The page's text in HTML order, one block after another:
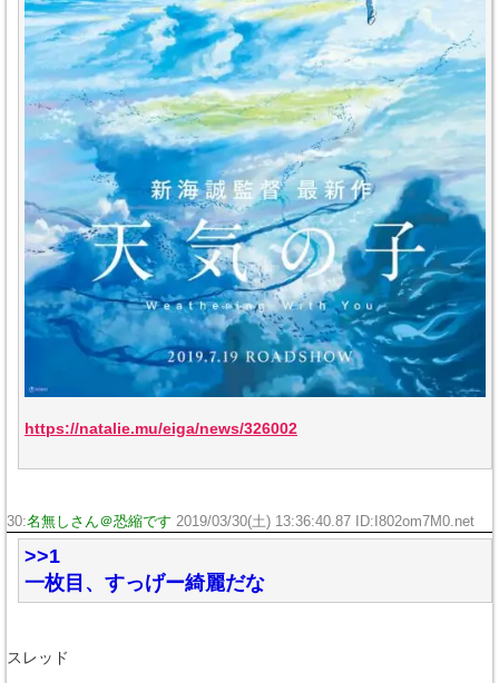
https://natalie.mu/eiga/news/326002
30:名無しさん＠恐縮です 2019/03/30(土) 13:36:40.87 ID:I802om7M0.net
>>1
一枚目、すっげー綺麗だな
スレッド